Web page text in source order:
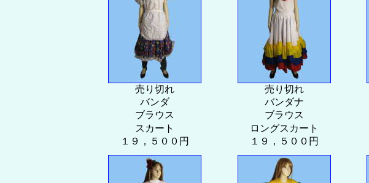
売り切れ
バンダ
ブラウス
スカート
１９，５００円
売り切れ
バンダナ
ブラウス
ロングスカート
１９，５００円